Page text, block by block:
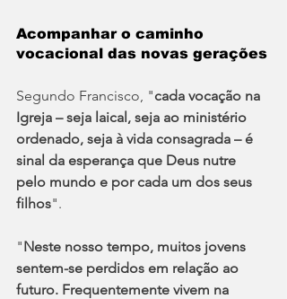
Acompanhar o caminho
vocacional das novas gerações
Segundo Francisco, "cada vocação na
Igreja – seja laical, seja ao ministério
ordenado, seja à vida consagrada – é
sinal da esperança que Deus nutre
pelo mundo e por cada um dos seus
filhos".
"Neste nosso tempo, muitos jovens
sentem-se perdidos em relação ao
futuro. Frequentemente vivem na